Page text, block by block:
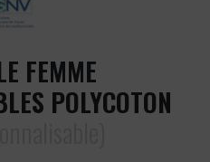
FEMME
POLYCOTON